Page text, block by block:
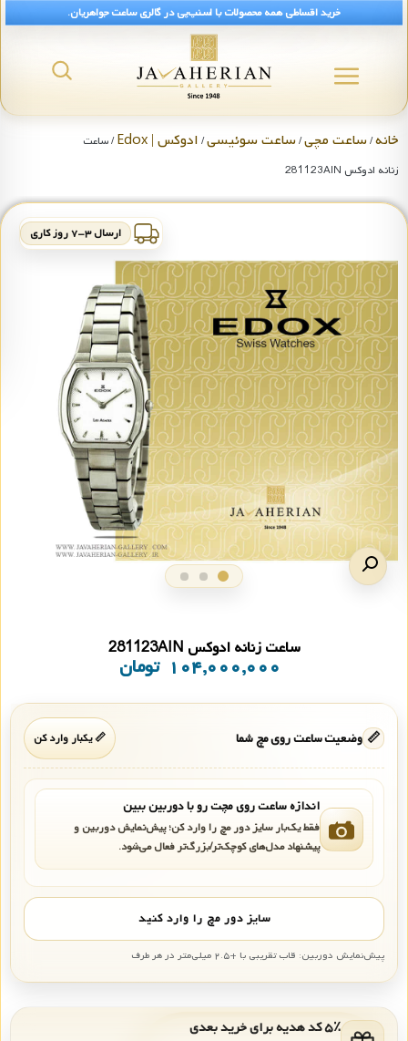
خرید اقساطی همه محصولات با اسنپ‌پی در گالری ساعت جواهریان.
خانه/ساعت مچی/ساعت سوئیسی/ ادوکس | Edox
/ ساعت
زنانه ادوکس 281123AIN
ارسال ۳-۷ روز کاری
ساعت زنانه ادوکس 281123AIN
۱۰۴,۰۰۰,۰۰۰ تومان
📏 وضعیت ساعت روی مچ شما 📏 یکبار وارد کن
اندازه ساعت روی مچت رو با دوربین ببین
فقط یک‌بار سایز دور مچ را وارد کن؛ پیش‌نمایش دوربین و
پیشنهاد مدل‌های کوچک‌تر/بزرگ‌تر فعال می‌شود.
سایز دور مچ را وارد کنید
پیش‌نمایش دوربین: قاب تقریبی با +۲.۵ میلی‌متر در هر طرف
۵٪ کد هدیه برای خرید بعدی